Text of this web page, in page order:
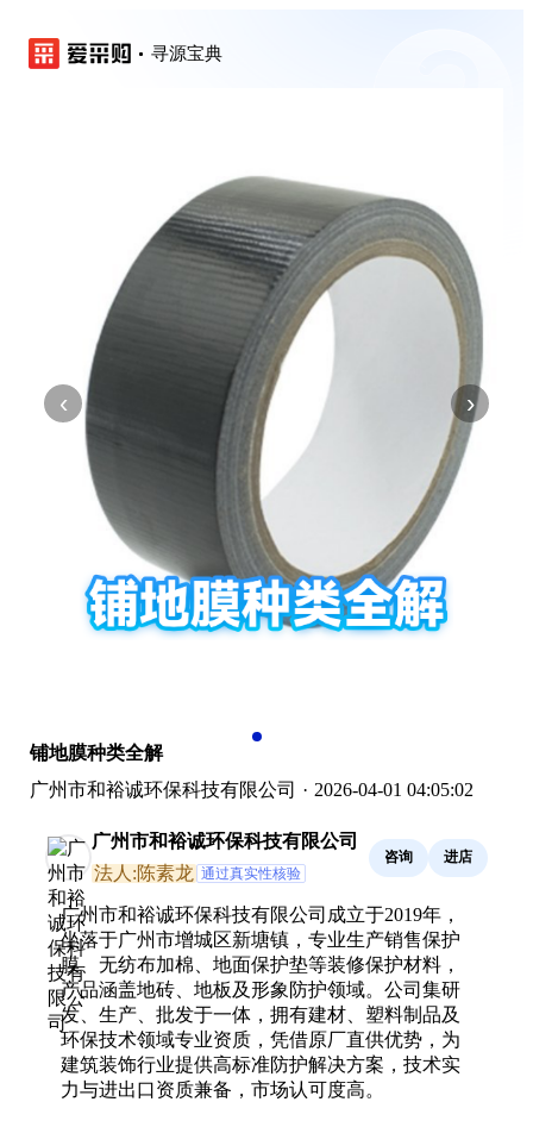
寻源宝典
‹ ›
铺地膜种类全解
广州市和裕诚环保科技有限公司 · 2026-04-01 04:05:02
广州市和裕诚环保科技有限公司
法人:陈素龙 通过真实性核验
咨询 进店
广州市和裕诚环保科技有限公司成立于2019年，
坐落于广州市增城区新塘镇，专业生产销售保护
膜、无纺布加棉、地面保护垫等装修保护材料，
产品涵盖地砖、地板及形象防护领域。公司集研
发、生产、批发于一体，拥有建材、塑料制品及
环保技术领域专业资质，凭借原厂直供优势，为
建筑装饰行业提供高标准防护解决方案，技术实
力与进出口资质兼备，市场认可度高。